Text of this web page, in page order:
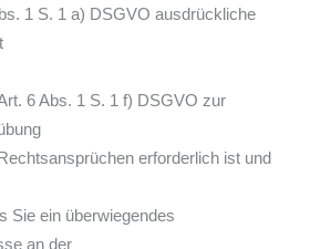
1 S. 1 a) DSGVO ausdrückliche
6 Abs. 1 S. 1 f) DSGVO zur
erforderlich ist und
Sie ein überwiegendes
an der